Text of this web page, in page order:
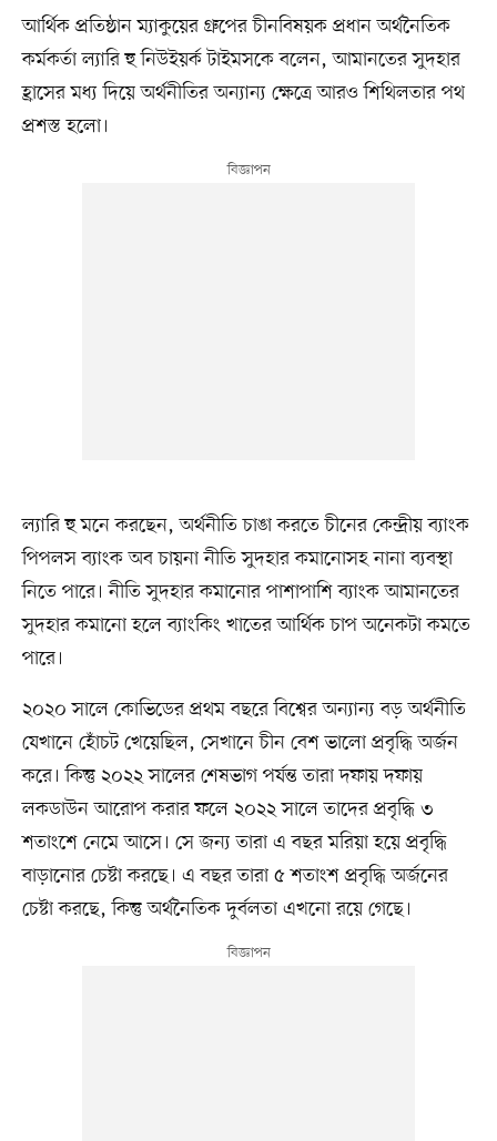
আর্থিক প্রতিষ্ঠান ম্যাকুয়ের গ্রুপের চীনবিষয়ক প্রধান অর্থনৈতিক
কর্মকর্তা ল্যারি হু নিউইয়র্ক টাইমসকে বলেন, আমানতের সুদহার
হ্রাসের মধ্য দিয়ে অর্থনীতির অন্যান্য ক্ষেত্রে আরও শিথিলতার পথ
প্রশস্ত হলো।
ল্যারি হু মনে করছেন, অর্থনীতি চাঙা করতে চীনের কেন্দ্রীয় ব্যাংক
পিপলস ব্যাংক অব চায়না নীতি সুদহার কমানোসহ নানা ব্যবস্থা
নিতে পারে। নীতি সুদহার কমানোর পাশাপাশি ব্যাংক আমানতের
সুদহার কমানো হলে ব্যাংকিং খাতের আর্থিক চাপ অনেকটা কমতে
পারে।
২০২০ সালে কোভিডের প্রথম বছরে বিশ্বের অন্যান্য বড় অর্থনীতি
যেখানে হোঁচট খেয়েছিল, সেখানে চীন বেশ ভালো প্রবৃদ্ধি অর্জন
করে। কিন্তু ২০২২ সালের শেষভাগ পর্যন্ত তারা দফায় দফায়
লকডাউন আরোপ করার ফলে ২০২২ সালে তাদের প্রবৃদ্ধি ৩
শতাংশে নেমে আসে। সে জন্য তারা এ বছর মরিয়া হয়ে প্রবৃদ্ধি
বাড়ানোর চেষ্টা করছে। এ বছর তারা ৫ শতাংশ প্রবৃদ্ধি অর্জনের
চেষ্টা করছে, কিন্তু অর্থনৈতিক দুর্বলতা এখনো রয়ে গেছে।